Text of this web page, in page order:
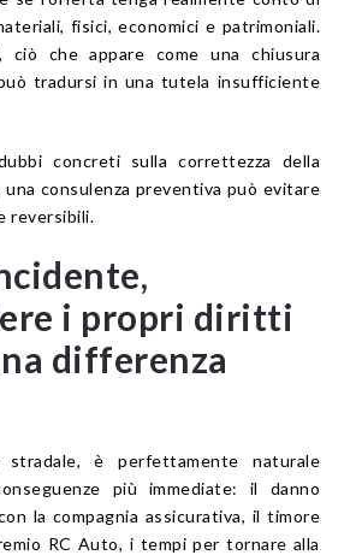
fisici, economici e patrimoniali.
ciò che appare come una chiusura
tradursi in una tutela insufficiente
concreti sulla correttezza della
consulenza preventiva può evitare
reversibili.
i propri diritti
differenza
è perfettamente naturale
più immediate: il danno
la compagnia assicurativa, il timore
RC Auto, i tempi per tornare alla